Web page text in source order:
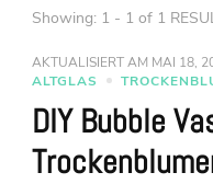
Showing: 1 - 1 of 1
AKTUALISIERT AM MAI 18,
ALTGLAS
DIY Bubble